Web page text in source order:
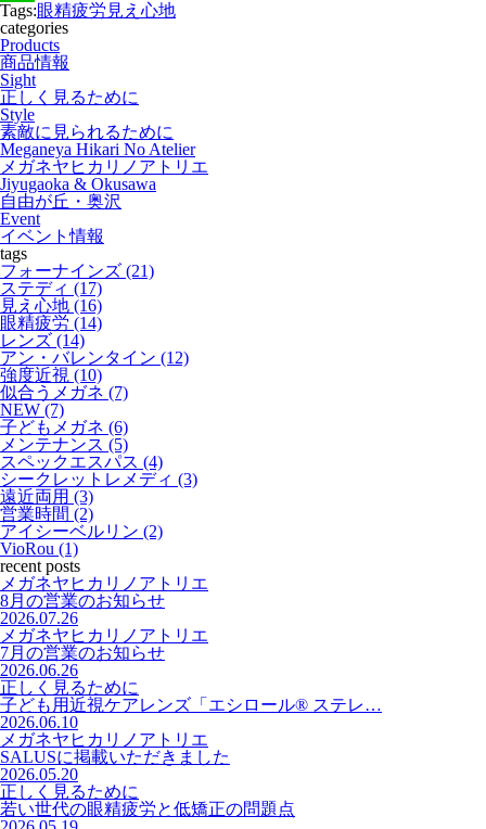
c
e
b
o
o
k
w
i
t
t
e
r
L
i
n
e
Tags:眼精疲労 見え心地
categories
Products
商品情報
Sight
正しく見るために
Style
素敵に見られるために
Meganeya Hikari No Atelier
メガネヤヒカリノアトリエ
Jiyugaoka & Okusawa
自由が丘・奥沢
Event
イベント情報
tags
フォーナインズ (21)
ステディ (17)
見え心地 (16)
眼精疲労 (14)
レンズ (14)
アン・バレンタイン (12)
強度近視 (10)
似合うメガネ (7)
NEW (7)
子どもメガネ (6)
メンテナンス (5)
スペックエスパス (4)
シークレットレメディ (3)
遠近両用 (3)
営業時間 (2)
アイシーベルリン (2)
VioRou (1)
recent posts
メガネヤヒカリノアトリエ
8月の営業のお知らせ
2026.07.26
メガネヤヒカリノアトリエ
7月の営業のお知らせ
2026.06.26
正しく見るために
子ども用近視ケアレンズ「エシロール® ステレ…
2026.06.10
メガネヤヒカリノアトリエ
SALUSに掲載いただきました
2026.05.20
正しく見るために
若い世代の眼精疲労と低矯正の問題点